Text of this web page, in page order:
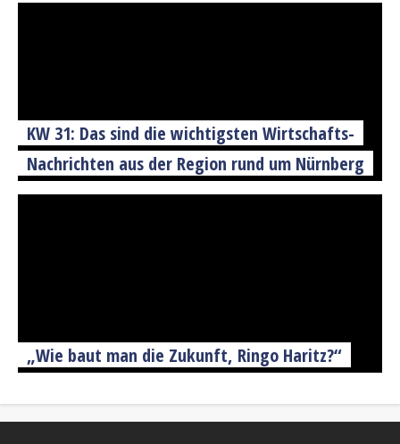
KW 31: Das sind die wichtigsten Wirtschafts-
Nachrichten aus der Region rund um Nürnberg
„Wie baut man die Zukunft, Ringo Haritz?“